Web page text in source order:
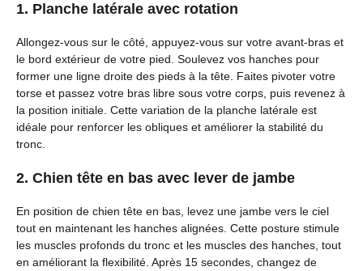
1. Planche latérale avec rotation
Allongez-vous sur le côté, appuyez-vous sur votre avant-bras et
le bord extérieur de votre pied. Soulevez vos hanches pour
former une ligne droite des pieds à la tête. Faites pivoter votre
torse et passez votre bras libre sous votre corps, puis revenez à
la position initiale. Cette variation de la planche latérale est
idéale pour renforcer les obliques et améliorer la stabilité du
tronc.
2. Chien tête en bas avec lever de jambe
En position de chien tête en bas, levez une jambe vers le ciel
tout en maintenant les hanches alignées. Cette posture stimule
les muscles profonds du tronc et les muscles des hanches, tout
en améliorant la flexibilité. Après 15 secondes, changez de